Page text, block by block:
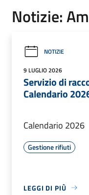
Notizie:
NOTIZIE
9 LUGLIO 2026
Servizio di
Calendario
Calendario 2026
Gestione rifiuti
LEGGI DI PIÙ